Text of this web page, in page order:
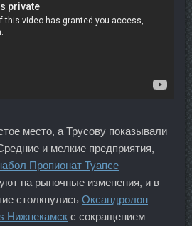
место, а Трусову показывали
и мелкие предприятия,
Пропионат Туапсе
на рыночные изменения, и в
столкнулись Оксандролон
Нижнекамск с сокращением